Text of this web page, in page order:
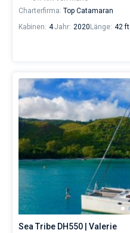
Charterfirma: Top Catamaran
Kabinen: 4Jahr: 2020 Länge: 42 ft
Sea Tribe DH550 | Valerie